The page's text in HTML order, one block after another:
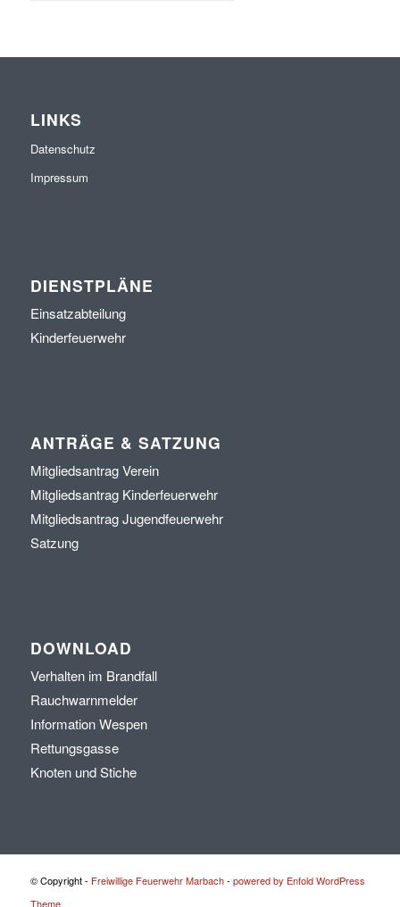
LINKS
Datenschutz
Impressum
DIENSTPLÄNE
Einsatzabteilung
Kinderfeuerwehr
ANTRÄGE & SATZUNG
Mitgliedsantrag Verein
Mitgliedsantrag Kinderfeuerwehr
Mitgliedsantrag Jugendfeuerwehr
Satzung
DOWNLOAD
Verhalten im Brandfall
Rauchwarnmelder
Information Wespen
Rettungsgasse
Knoten und Stiche
© Copyright - Freiwillige Feuerwehr Marbach- powered by Enfold WordPress
Theme